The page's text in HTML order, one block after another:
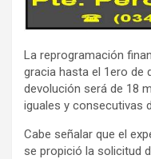
La reprogramación
gracia hasta el 1ero de
devolución será de 18
iguales y consecutivas
Cabe señalar que el
se propició la solicitud